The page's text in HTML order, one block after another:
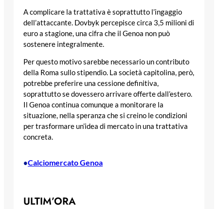
A complicare la trattativa è soprattutto l’ingaggio
dell’attaccante. Dovbyk percepisce circa 3,5 milioni di
euro a stagione, una cifra che il Genoa non può
sostenere integralmente.
Per questo motivo sarebbe necessario un contributo
della Roma sullo stipendio. La società capitolina, però,
potrebbe preferire una cessione definitiva,
soprattutto se dovessero arrivare offerte dall’estero.
Il Genoa continua comunque a monitorare la
situazione, nella speranza che si creino le condizioni
per trasformare un’idea di mercato in una trattativa
concreta.
•Calciomercato Genoa
ULTIM’ORA